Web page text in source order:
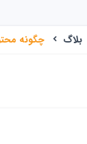
بلاگ چگونه